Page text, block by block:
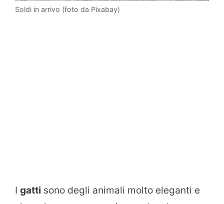
Soldi in arrivo (foto da Pixabay)
I gatti sono degli animali molto eleganti e